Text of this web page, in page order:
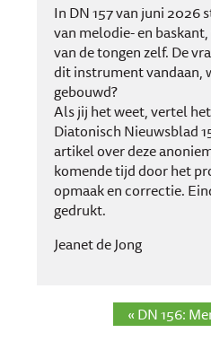
In DN 157 van juni 2026
van melodie- en
van de tongen zelf. De
dit instrument vandaan,
gebouwd?
Als jij het weet, vertel
Diatonisch Nieuwsblad
artikel over deze
komende tijd door het
opmaak en correctie.
gedrukt.
Jeanet de Jong
« DN 156: